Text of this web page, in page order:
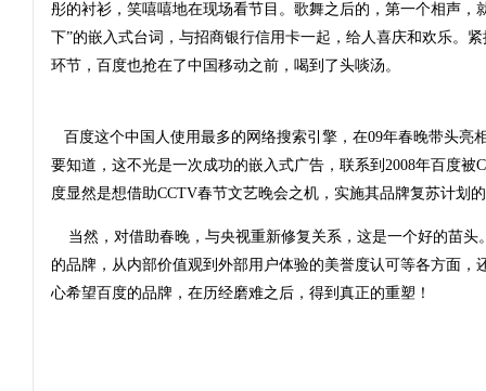
彤的衬衫，笑嘻嘻地在现场看节目。歌舞之后的，第一个相声，
下”的嵌入式台词，与招商银行信用卡一起，给人喜庆和欢乐。
环节，百度也抢在了中国移动之前，喝到了头啖汤。
百度这个中国人使用最多的网络搜索引擎，在09年春晚带头亮
要知道，这不光是一次成功的嵌入式广告，联系到2008年百度被
度显然是想借助CCTV春节文艺晚会之机，实施其品牌复苏计划
当然，对借助春晚，与央视重新修复关系，这是一个好的苗头
的品牌，从内部价值观到外部用户体验的美誉度认可等各方面，
心希望百度的品牌，在历经磨难之后，得到真正的重塑！